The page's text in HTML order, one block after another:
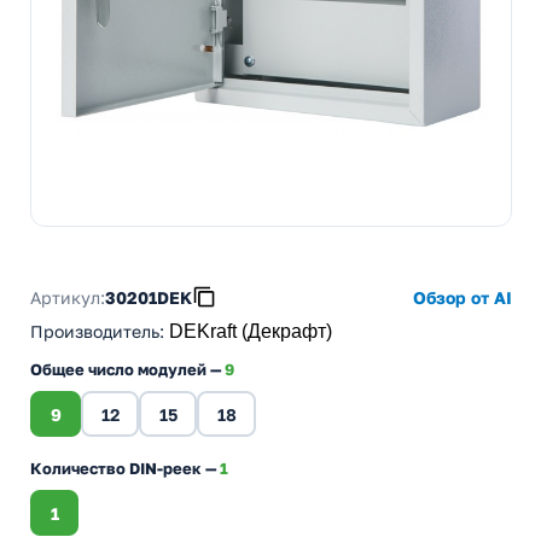
Артикул:30201DEK
Обзор от AI
Производитель: DEKraft (Декрафт)
Общее число модулей —9
9 12 15 18
Количество DIN-реек —1
1